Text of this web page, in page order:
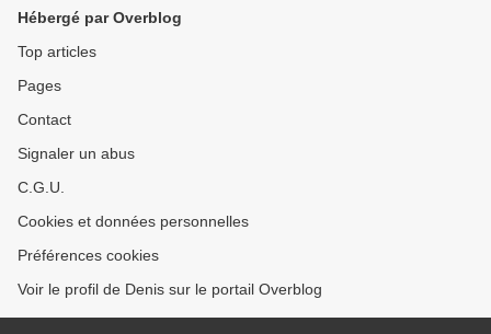
Hébergé par Overblog
Top articles
Pages
Contact
Signaler un abus
C.G.U.
Cookies et données personnelles
Préférences cookies
Voir le profil de Denis sur le portail Overblog